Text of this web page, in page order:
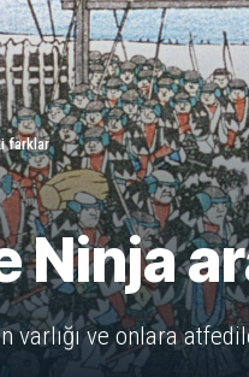
farklar
Ninja
varlığı ve onlara